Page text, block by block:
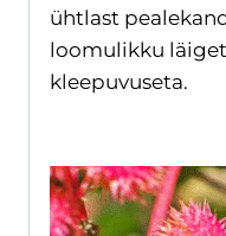
ühtlast
loomulikku
kleepuvuseta.